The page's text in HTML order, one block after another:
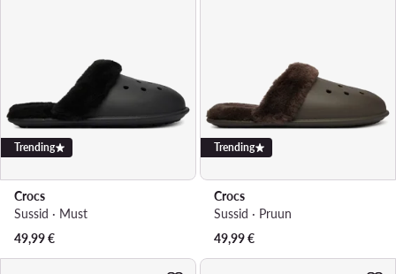
Trending
Crocs
Sussid · Must
49,99€
Trending
Crocs
Sussid · Pruun
49,99€